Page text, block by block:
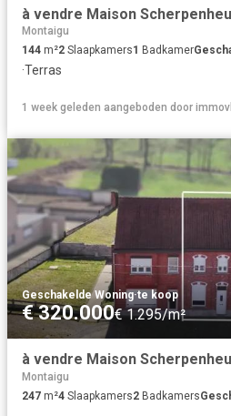
à vendre Maison
Montaigu
144 m²2 Slaapkamers1 Badkamer
·Terras
1 week geleden aangeboden door
Geschakelde Woning·te koop
€ 320.000€ 1.295/m²
Montaigu
247 m²4 Slaapkamers2 Badkamers